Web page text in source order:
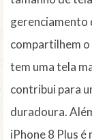
gerenciamento
compartilhem o
tem uma tela
contribui para
duradoura.
iPhone 8 Plus